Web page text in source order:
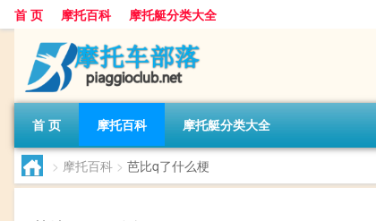
首 页 摩托百科 摩托艇分类大全
首 页 摩托百科 摩托艇分类大全
> 摩托百科 > 芭比q了什么梗